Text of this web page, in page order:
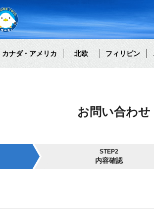
カナダ・アメリカ 北欧 フィリピン
お問い合わせ
STEP2
内容確認